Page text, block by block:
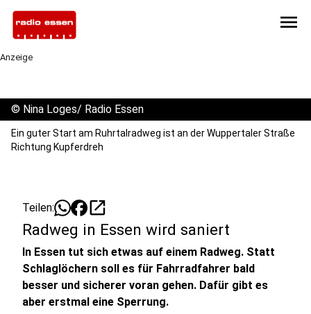
menu
Anzeige
© Nina Loges/ Radio Essen
Ein guter Start am Ruhrtalradweg ist an der Wuppertaler Straße
Richtung Kupferdreh
Teilen: open_in_new
Radweg in Essen wird saniert
In Essen tut sich etwas auf einem Radweg. Statt
Schlaglöchern soll es für Fahrradfahrer bald
besser und sicherer voran gehen. Dafür gibt es
aber erstmal eine Sperrung.